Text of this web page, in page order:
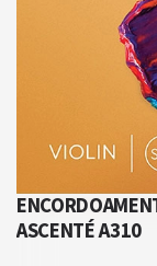
ASCENTÉ A310